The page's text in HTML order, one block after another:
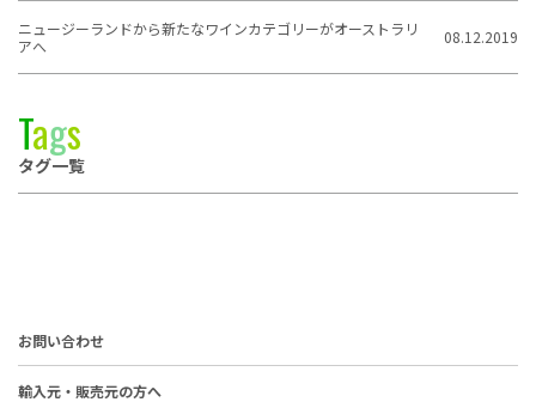
ニュージーランドから新たなワインカテゴリーがオーストラリ
アへ
08.12.2019
Tags
タグ一覧
お問い合わせ
輸入元・販売元の方へ